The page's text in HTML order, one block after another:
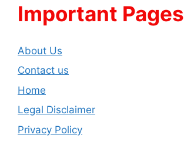
Important Pages
About Us
Contact us
Home
Legal Disclaimer
Privacy Policy